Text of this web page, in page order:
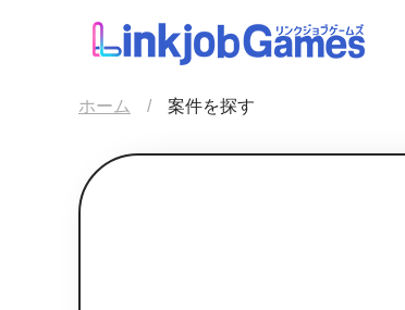
ホーム 案件を探す